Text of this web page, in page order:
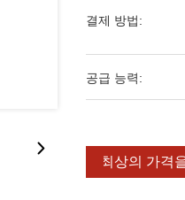
결제 방법:
공급 능력:
최상의 가격